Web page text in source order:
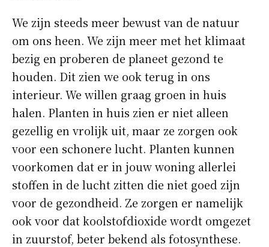
We zijn steeds meer bewust van de natuur
om ons heen. We zijn meer met het klimaat
bezig en proberen de planeet gezond te
houden. Dit zien we ook terug in ons
interieur. We willen graag groen in huis
halen. Planten in huis zien er niet alleen
gezellig en vrolijk uit, maar ze zorgen ook
voor een schonere lucht. Planten kunnen
voorkomen dat er in jouw woning allerlei
stoffen in de lucht zitten die niet goed zijn
voor de gezondheid. Ze zorgen er namelijk
ook voor dat koolstofdioxide wordt omgezet
in zuurstof, beter bekend als fotosynthese.